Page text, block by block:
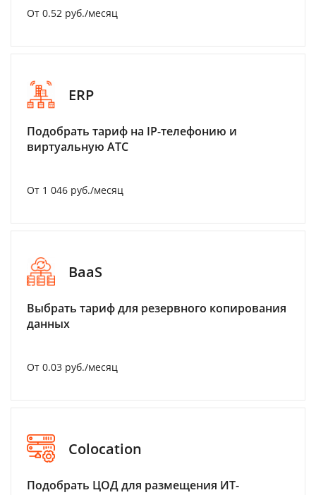
От 0.52 руб./месяц
ERP
Подобрать тариф на IP-телефонию и
виртуальную АТС
От 1 046 руб./месяц
BaaS
Выбрать тариф для резервного копирования
данных
От 0.03 руб./месяц
Colocation
Подобрать ЦОД для размещения ИТ-